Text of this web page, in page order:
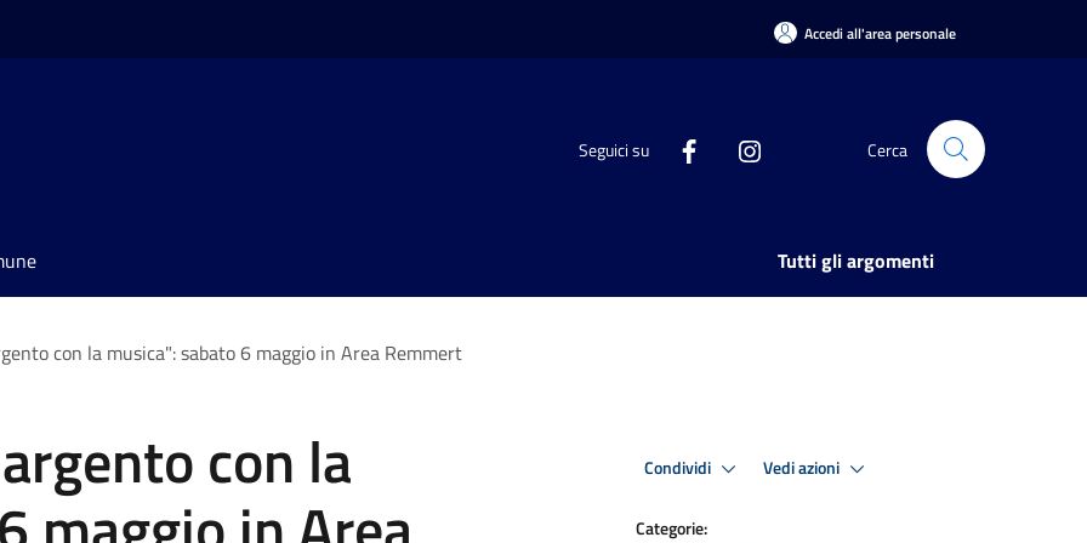
Accedi all'area personale
Seguici su Cerca
Tutti gli argomenti
con la musica": sabato 6 maggio in Area Remmert
con la Condividi Vedi azioni
Categorie: